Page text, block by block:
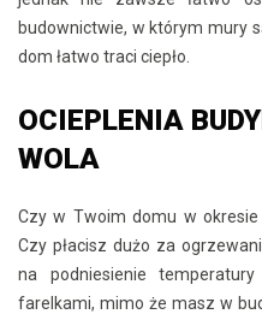
budownictwie, w którym mury
dom łatwo traci ciepło.
OCIEPLENIA
WOLA
Czy w Twoim domu w okresie
Czy płacisz dużo za
na podniesienie
farelkami, mimo że masz w